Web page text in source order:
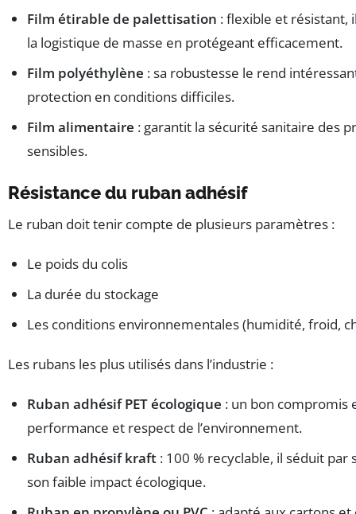
Film étirable de palettisation : flexible et résistant,
la logistique de masse en protégeant efficacement.
Film polyéthylène : sa robustesse le rend
protection en conditions difficiles.
Film alimentaire : garantit la sécurité sanitaire des
sensibles.
Résistance du ruban adhésif
Le ruban doit tenir compte de plusieurs paramètres :
Le poids du colis
La durée du stockage
Les conditions environnementales (humidité, froid,
Les rubans les plus utilisés dans l’industrie :
Ruban adhésif PET écologique : un bon compromis
performance et respect de l’environnement.
Ruban adhésif kraft : 100 % recyclable, il séduit par
son faible impact écologique.